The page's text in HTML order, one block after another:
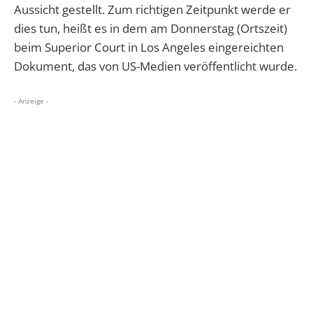
Aussicht gestellt. Zum richtigen Zeitpunkt werde er
dies tun, heißt es in dem am Donnerstag (Ortszeit)
beim Superior Court in Los Angeles eingereichten
Dokument, das von US-Medien veröffentlicht wurde.
- Anzeige -